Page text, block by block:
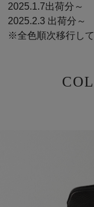
2025.1.7出荷分～
2025.2.3 出荷分～
※全色順次移行し